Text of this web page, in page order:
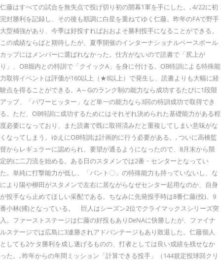
仁藤はすべての試合を無失点で投げ切り初の開幕1軍を手にした。, 4/22に初
完封勝利を記録し、その後も順調に白星を重ねてゆく仁藤。昨年のFAで野手
大型補強があり、今季は好投すればおおよそ勝利投手になることができる。
この成績ならばと期待したが、夏季開催のインターナショナルベースボール
カップにはメンバーに選ばれなかった。仕方がないので読書で「尻上が
り」、OB堀内との特訓で「クイックA」を身に付ける。OB特訓による特殊能
力取得イベントは評価が160以上（★8以上）で発生し、読書よりも大幅に経
験点を得ることができる。A～Gのランク制の能力なら成功するたびに1段階
アップ、「パワーヒッター」など単一の能力なら3回の特訓成功で取得でき
る。ただ、OB特訓に成功するためにはそれぞれ決められた基礎能力がある程
度必要になっており、また読書で既に取得済みだと重複してしまい意味がな
くなってしまう。ゆえにOB特訓は計画的に行う必要がある。, ついに高橋監
督からレギュラーに認められ、要望が通るようになったので、8月末から限
定的に二刀流を始める。ある日のスタメンでは2番・センターとなってい
た。単純に打撃能力が低し、「バント〇」の特殊能力も持っていないし、な
により陽や柳田がスタメンで左右に居ながらなぜセンター起用なのか、自身
が投手なら止めてほしい采配である。ちなみに先発投手時は8番仁藤(投)、9
番小林(捕)となっている。 巨人はシーズン2位でクライマックスシリーズ突
入。ファーストステージは仁藤の好投もありDeNAに快勝したが、ファイナ
ルステージでは広島に3連勝されアドバンテージもあり敗退した。仁藤個人
としても2ケタ勝利を成し遂げるものの、打者としては良い成績を残せなか
った。, 昨年からの年間ミッション「計算できる投手」（144規定投球回クリ